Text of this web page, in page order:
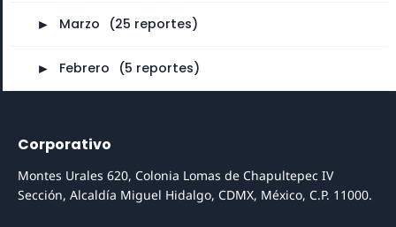
► Marzo (25 reportes)
► Febrero (5 reportes)
Corporativo
Montes Urales 620, Colonia Lomas de Chapultepec IV
Sección, Alcaldía Miguel Hidalgo, CDMX, México, C.P. 11000.